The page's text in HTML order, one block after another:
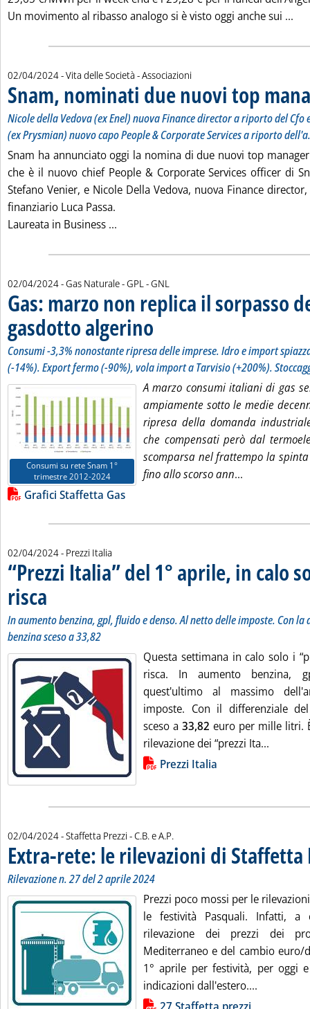
Un movimento al ribasso analogo si è visto oggi anche sui ...
02/04/2024- Vita delle Società - Associazioni
Snam, nominati due nuovi top
Nicole della Vedova (ex Enel) nuova Finance director a riporto del Cfo
(ex Prysmian) nuovo capo People & Corporate Services a riporto
Snam ha annunciato oggi la nomina di due nuovi top
che è il nuovo chief People & Corporate Services officer di
Stefano Venier, e Nicole Della Vedova, nuova Finance
finanziario Luca Passa.
Laureata in Business ...
02/04/2024- Gas Naturale - GPL - GNL
Gas: marzo non replica il sorpasso
gasdotto algerino . Sottotitolo: Consumi -3,3% nonostante
. Pubblicata martedì 02 aprile 2024 alle 16.12.
Consumi -3,3% nonostante ripresa delle imprese. Idro e import
(-14%). Export fermo (-90%), vola import a Tarvisio (+200%).
Consumi su rete Snam 1°
trimestre 2012-2024
A marzo consumi italiani di gas
ampiamente sotto le medie
ripresa della domanda
che compensati però dal
scomparsa nel frattempo la
fino allo scorso ann...
Lista allegati PDF alla notizia
Grafici Staffetta Gas
02/04/2024- Prezzi Italia
“Prezzi Italia” del 1° aprile, in calo
risca . Sottotitolo: In aumento benzina, gpl, fluido e denso. Al netto delle imposte.
. Pubblicata martedì 02 aprile 2024 alle 15.34.
In aumento benzina, gpl, fluido e denso. Al netto delle imposte. Con
benzina sceso a 33,82
Questa settimana in calo solo i
risca. In aumento benzina,
quest'ultimo al massimo
imposte. Con il differenziale
sceso a 33,82 euro per mille litri.
rilevazione dei “prezzi Ita...
Lista allegati PDF alla notizia
Prezzi Italia
02/04/2024- Staffetta Prezzi -di:
C.B. e A.P.
Extra-rete: le rilevazioni di Staffetta
Rilevazione n. 27 del 2 aprile 2024
Prezzi poco mossi per le
le festività Pasquali. Infatti, a
rilevazione dei prezzi dei
Mediterraneo e del cambio
1° aprile per festività, per oggi
indicazioni dall'estero....